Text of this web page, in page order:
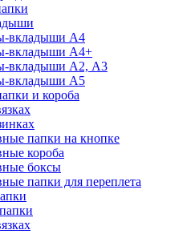
вкладыши А4
вкладыши А4+
вкладыши А2, А3
вкладыши А5
и короба
папки на кнопке
короба
боксы
папки для переплета